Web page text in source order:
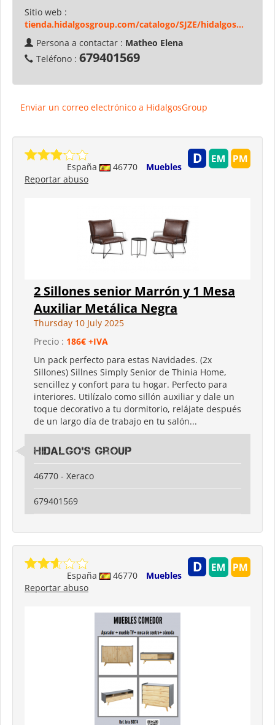
Sitio web :
tienda.hidalgosgroup.com/catalogo/SJZE/hidalgos...
Persona a contactar : Matheo Elena
Teléfono : 679401569
Enviar un correo electrónico a HidalgosGroup
España 46770
Muebles
Reportar abuso
2 Sillones senior Marrón y 1 Mesa
Auxiliar Metálica Negra
Thursday 10 July 2025
Precio : 186€ +IVA
Un pack perfecto para estas Navidades. (2x
Sillones) Sillnes Simply Senior de Thinia Home,
sencillez y confort para tu hogar. Perfecto para
interiores. Utilízalo como sillón auxiliar y dale un
toque decorativo a tu dormitorio, relájate después
de un largo día de trabajo en tu salón...
Hidalgo's Group
46770 - Xeraco
679401569
España 46770
Muebles
Reportar abuso